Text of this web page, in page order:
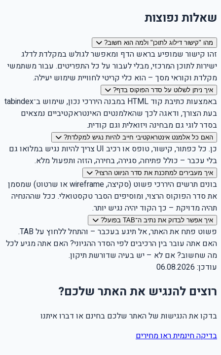
שאלות נפוצות
מהו "קישור דילוג לתוכן" ולמה הוא חשוב?
זהו קישור שמופיע בראש הדף ומאפשר לגולש במקלדת לדלג
ישירות לתוכן המרכזי, מבלי לעבור על כל התפריטים. עבור משתמשי
מקלדת וקוראי מסך – הוא כלי קריטי לחוויית שימוש יעילה.
איך ניתן לשלוט על סדר הפוקוס בדף?
באמצעות כתיבת קוד HTML במבנה היררכי נכון, שימוש ב־tabindex
בעת הצורך, ודאגה לכך שהאלמנטים האינטראקטיביים נמצאים
בסדר לוגי גם מבחינה ויזואלית וגם קודית.
האם כל אלמנט אינטראקטיבי חייב להיות נגיש למקלדת?
כן. כל כפתור, קישור, טופס או רכיב UI צריך להיות נגיש במלואו גם
בלי עכבר – כולל פתיחה, סגירה, בחירה, הזזה ותפעול מלא.
איך מעבירים למתכנת את סדר הניווט הרצוי?
בונים תרשים היררכי פשוט (סקיצה, wireframe או שרטוט) שמסמן
את סדר הפוקוס הרצוי, ומוסיפים הסבר טקסטואלי. ככל שההנחיה
תהיה מדויקת – כך הקוד יהיה נגיש יותר.
איך אפשר לבדוק את נתיב ה־TAB בפועל?
פשוט פתח את האתר, אל תיגע בעכבר – והתחל ללחוץ על TAB.
האם אתה עובר בין הרכיבים לפי הסדר ההגיוני? האם אתה מגיע לכל
מה שחשוב? אם לא – יש בעיה שדורשת תיקון.
עודכן: 06.08.2026
רוצים להנגיש את האתר שלכם?
בדקו את הנגישות של האתר שלכם בחינם או דברו איתנו
בדיקה חינמיתראו מחירים